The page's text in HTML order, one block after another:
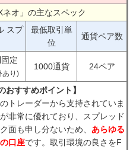
オ」の主なスペック
スプ
最低取引単
位
通貨ペア数
定
あり)
1000通貨 24ペア
おすすめポイント】
トレーダーから支持されていま
非常に優れており、スプレッド
面も申し分ないため、 あらゆる
口座です。取引環境の良さをF